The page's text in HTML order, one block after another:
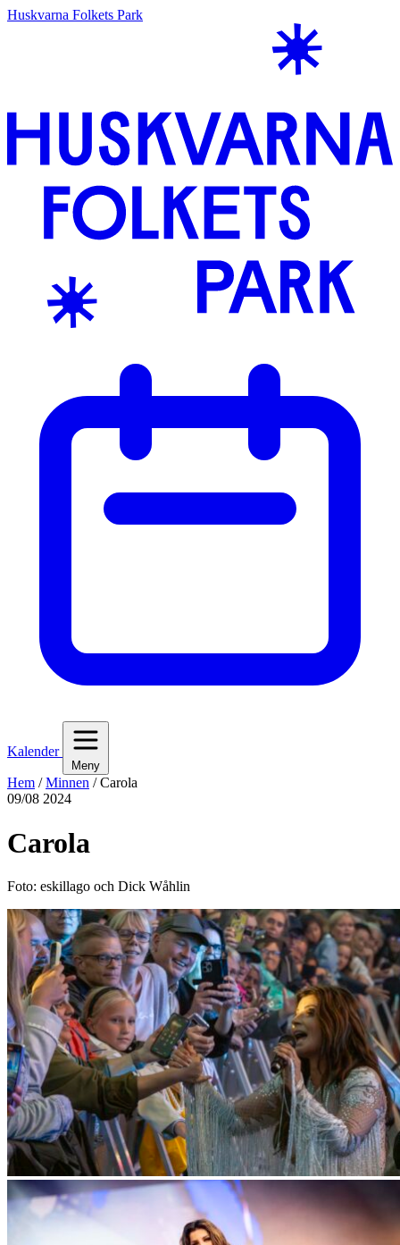
Huskvarna Folkets Park
Kalender
Meny
Hem /Minnen /Carola
09/08 2024
Carola
Foto: eskillago och Dick Wåhlin